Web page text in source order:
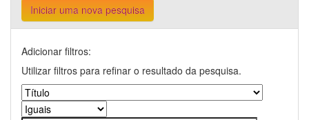
Iniciar uma nova pesquisa
Adicionar filtros:
Utilizar filtros para refinar o resultado da pesquisa.